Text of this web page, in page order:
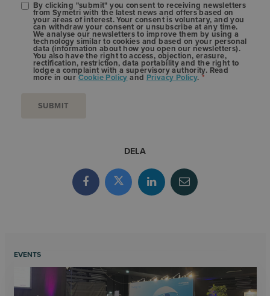
By clicking "submit" you consent to receiving newsletters
from Symetri with the latest news and offers based on
your areas of interest. Your consent is voluntary, and you
can withdraw your consent or unsubscribe at any time.
We analyse our newsletters to improve them by using a
technology similar to cookies and based on your personal
data (information about how you open our newsletters).
You also have the right to access, objection, erasure,
rectification, restriction, data portability and the right to
lodge a complaint with a supervisory authority. Read
more in our Cookie Policy and Privacy Policy. *
DELA
EVENTS